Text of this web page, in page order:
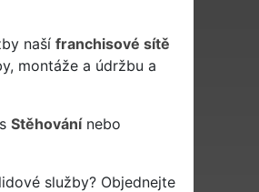
naší franchisové sítě
montáže a údržbu a
Stěhovánínebo
služby? Objednejte